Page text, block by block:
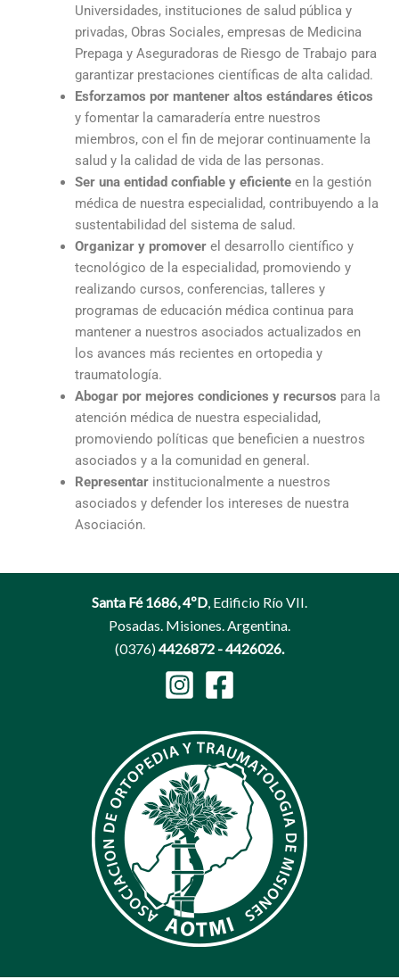
Universidades, instituciones de salud pública y
privadas, Obras Sociales, empresas de Medicina
Prepaga y Aseguradoras de Riesgo de Trabajo para
garantizar prestaciones científicas de alta calidad.
Esforzamos por mantener altos estándares éticos
y fomentar la camaradería entre nuestros
miembros, con el fin de mejorar continuamente la
salud y la calidad de vida de las personas.
Ser una entidad confiable y eficienteen la gestión
médica de nuestra especialidad, contribuyendo a la
sustentabilidad del sistema de salud.
Organizar y promoverel desarrollo científico y
tecnológico de la especialidad, promoviendo y
realizando cursos, conferencias, talleres y
programas de educación médica continua para
mantener a nuestros asociados actualizados en
los avances más recientes en ortopedia y
traumatología.
Abogar por mejores condiciones y recursos para la
atención médica de nuestra especialidad,
promoviendo políticas que beneficien a nuestros
asociados y a la comunidad en general.
Representar institucionalmente a nuestros
asociados y defender los intereses de nuestra
Asociación.
Santa Fé 1686, 4ºD, Edificio Río VII.
Posadas. Misiones. Argentina.
(0376)4426872 - 4426026.